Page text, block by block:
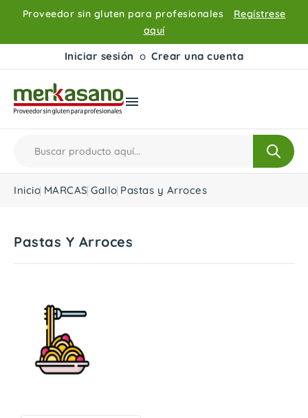
Proveedor sin gluten para profesionales
Regístrese
aquí
Iniciar sesión o Crear una cuenta

Inicio MARCAS Gallo Pastas y Arroces
Pastas Y Arroces